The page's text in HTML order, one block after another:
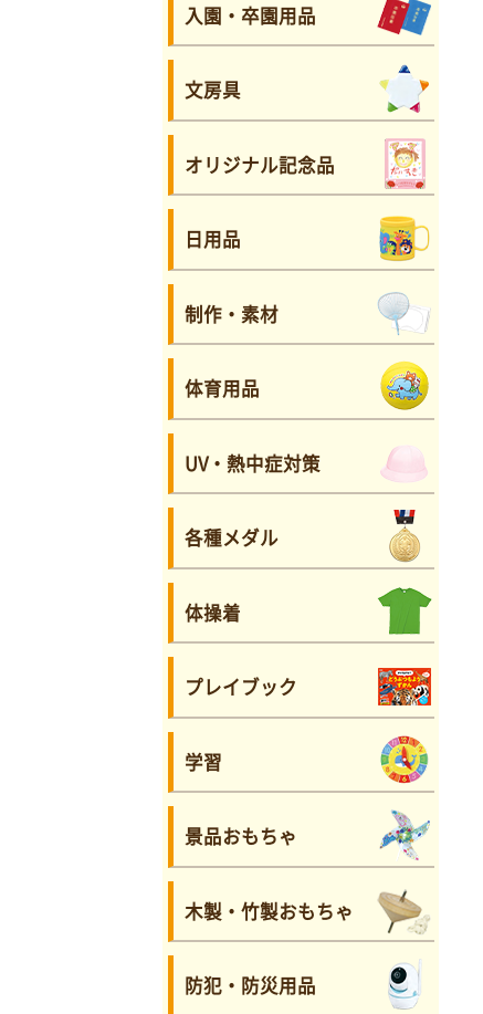
入園・卒園用品
文房具
オリジナル記念品
日用品
制作・素材
体育用品
UV・熱中症対策
各種メダル
体操着
プレイブック
学習
景品おもちゃ
木製・竹製おもちゃ
防犯・防災用品